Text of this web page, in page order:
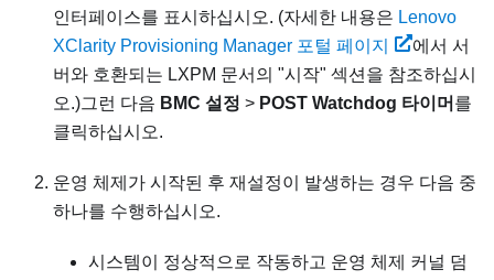
인터페이스를 표시하십시오. (자세한 내용은 Lenovo
XClarity Provisioning Manager 포털 페이지
에서 서
버와 호환되는 LXPM 문서의 "시작" 섹션을 참조하십시
오.)그런 다음 BMC 설정 > POST Watchdog 타이머 를
클릭하십시오.
운영 체제가 시작된 후 재설정이 발생하는 경우 다음 중
하나를 수행하십시오.
시스템이 정상적으로 작동하고 운영 체제 커널 덤